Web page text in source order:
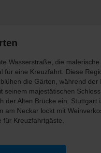
Wasserstraße, die
für eine Kreuzfahrt. Diese
die Gärten, während der
seinem majestätischen
der Alten Brücke ein. Stuttgart
am Neckar lockt mit
für Kreuzfahrtgäste.